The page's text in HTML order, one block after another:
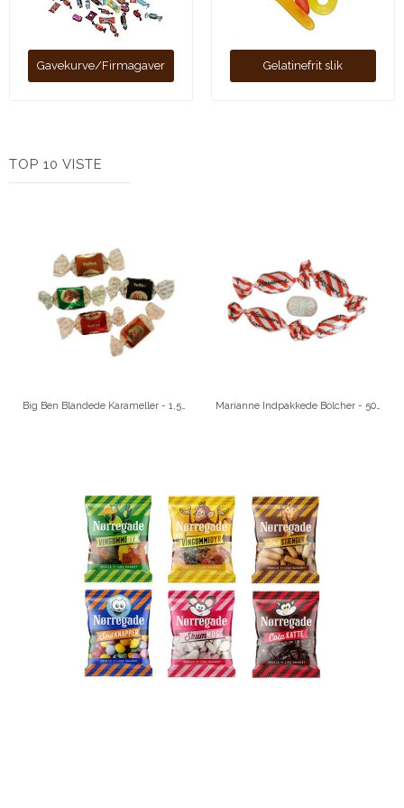
Gavekurve/Firmagaver Gelatinefrit slik
TOP 10 VISTE
Big Ben Blandede Karameller - 1,50 kilo Marianne Indpakkede Bolcher - 500 stk.